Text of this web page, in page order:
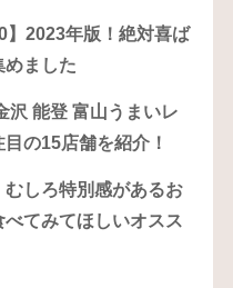
】2023年版！絶対喜ば
めました
沢 能登 富山うまいレ
の15店舗を紹介！
むしろ特別感があるお
てみてほしいオスス